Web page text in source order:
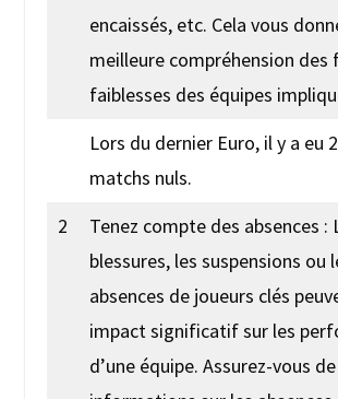
encaissés, etc. Cela vous
meilleure compréhension des
faiblesses des équipes
Lors du dernier Euro, il y a eu
matchs nuls.
2
Tenez compte des absences :
blessures, les suspensions ou
absences de joueurs clés
impact significatif sur les
d’une équipe. Assurez-vous